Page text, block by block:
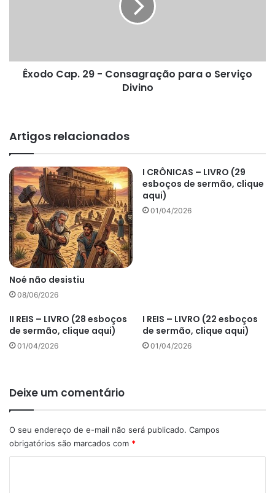
Divino
Êxodo Cap. 29 - Consagração para o Serviço
Divino
Artigos relacionados
Noé não desistiu
08/06/2026
I CRÔNICAS – LIVRO (29
esboços de sermão, clique
aqui)
01/04/2026
II REIS – LIVRO (28 esboços
de sermão, clique aqui)
01/04/2026
I REIS – LIVRO (22 esboços
de sermão, clique aqui)
01/04/2026
Deixe um comentário
O seu endereço de e-mail não será publicado. Campos
obrigatórios são marcados com *